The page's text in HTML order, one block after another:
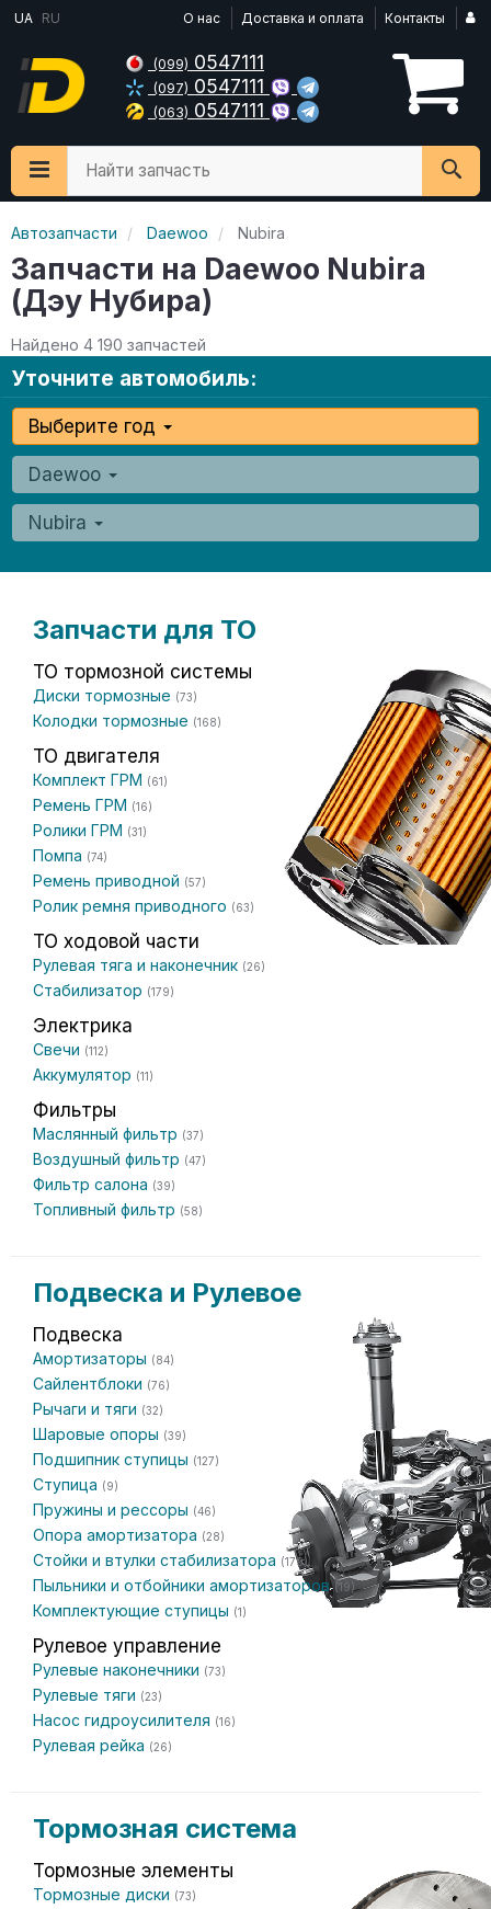
UA RU О нас Доставка и оплата Контакты
(099) 0547111
(097) 0547111
(063) 0547111
Найти запчасть
Автозапчасти Daewoo Nubira
Запчасти на Daewoo Nubira
(Дэу Нубира)
Найдено 4 190 запчастей
Уточните автомобиль:
Выберите год
Daewoo
Nubira
Запчасти для ТО
ТО тормозной системы
Диски тормозные (73)
Колодки тормозные (168)
ТО двигателя
Комплект ГРМ (61)
Ремень ГРМ (16)
Ролики ГРМ (31)
Помпа (74)
Ремень приводной (57)
Ролик ремня приводного (63)
ТО ходовой части
Рулевая тяга и наконечник (26)
Стабилизатор (179)
Электрика
Свечи (112)
Аккумулятор (11)
Фильтры
Маслянный фильтр (37)
Воздушный фильтр (47)
Фильтр салона (39)
Топливный фильтр (58)
Подвеска и Рулевое
Подвеска
Амортизаторы (84)
Сайлентблоки (76)
Рычаги и тяги (32)
Шаровые опоры (39)
Подшипник ступицы (127)
Ступица (9)
Пружины и рессоры (46)
Опора амортизатора (28)
Стойки и втулки стабилизатора (179)
Пыльники и отбойники амортизаторов(19)
Комплектующие ступицы (1)
Рулевое управление
Рулевые наконечники (73)
Рулевые тяги (23)
Насос гидроусилителя (16)
Рулевая рейка (26)
Тормозная система
Тормозные элементы
Тормозные диски (73)